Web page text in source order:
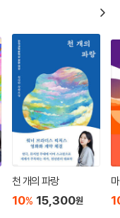
천 개의 파랑
10% 15,300원